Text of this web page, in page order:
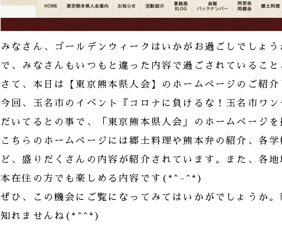
みなさん、ゴールデンウィークはいかがお過ごしでしょ
で、みなさんもいつもと違った内容で過ごされているこ
さて、本日は【東京熊本県人会】のホームページのご紹
今回、玉名市のイベント『コロナに負けるな！玉名市ワ
だいてるとの事で、「東京熊本県人会」のホームページ
こちらのホームページには郷土料理や熊本弁の紹介、各
ど、盛りだくさんの内容が紹介されています。また、各
本在住の方でも楽しめる内容です(*^-^*)
ぜひ、この機会にご覧になってみてはいかがでしょうか
知れませんね(*^^*)